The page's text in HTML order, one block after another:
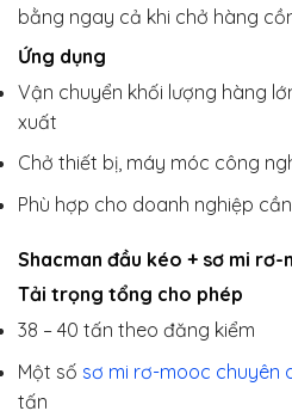
bằng ngay cả khi chở hàng
Ứng dụng
Vận chuyển khối lượng hàng
xuất
Chở thiết bị, máy móc công
Phù hợp cho doanh nghiệp
Shacman đầu kéo + sơ mi rơ-
Tải trọng tổng cho phép
38 – 40 tấn theo đăng kiểm
Một số sơ mi rơ-mooc chuyên
tấn